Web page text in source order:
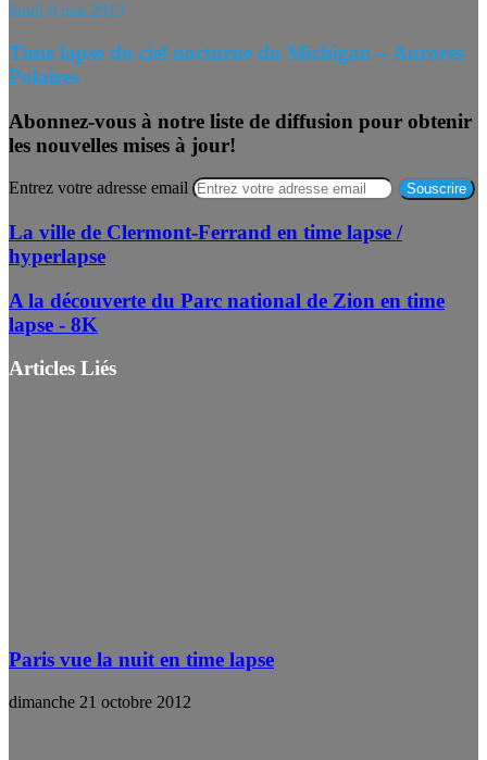
lundi 6 mai 2013
Time lapse du ciel nocturne du Michigan – Aurores
Polaires
Abonnez-vous à notre liste de diffusion pour obtenir
les nouvelles mises à jour!
Entrez votre adresse email
La ville de Clermont-Ferrand en time lapse /
hyperlapse
A la découverte du Parc national de Zion en time
lapse - 8K
Articles Liés
Paris vue la nuit en time lapse
dimanche 21 octobre 2012